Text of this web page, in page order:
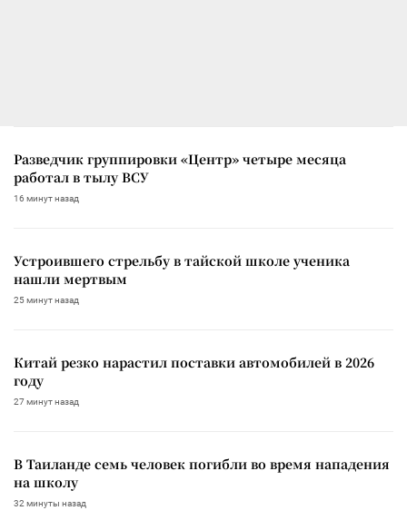
Разведчик группировки «Центр» четыре месяца
работал в тылу ВСУ
16 минут назад
Устроившего стрельбу в тайской школе ученика
нашли мертвым
25 минут назад
Китай резко нарастил поставки автомобилей в 2026
году
27 минут назад
В Таиланде семь человек погибли во время нападения
на школу
32 минуты назад